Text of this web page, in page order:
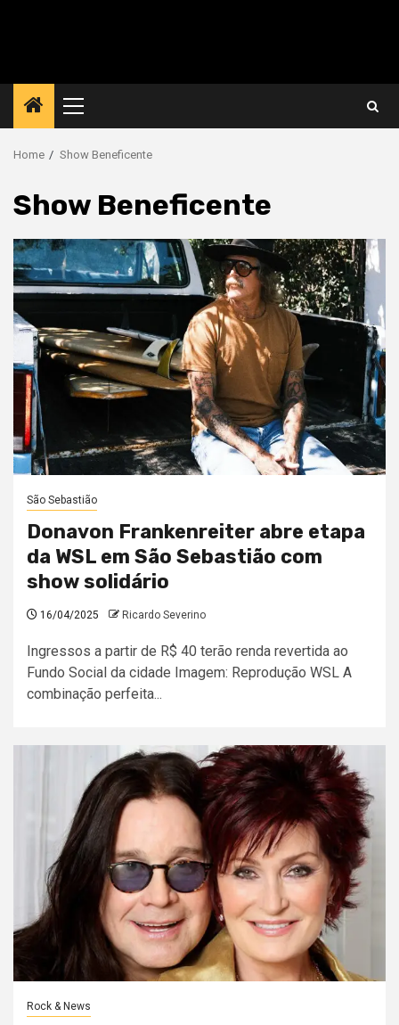
Primary
Menu
Home Show Beneficente
Show Beneficente
São Sebastião
Donavon Frankenreiter abre etapa
da WSL em São Sebastião com
show solidário
16/04/2025 Ricardo Severino
Ingressos a partir de R$ 40 terão renda revertida ao
Fundo Social da cidade Imagem: Reprodução WSL A
combinação perfeita...
Rock & News